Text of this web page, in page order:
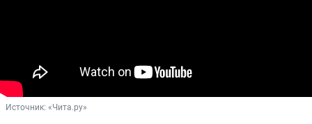
Источник: «Чита.ру»